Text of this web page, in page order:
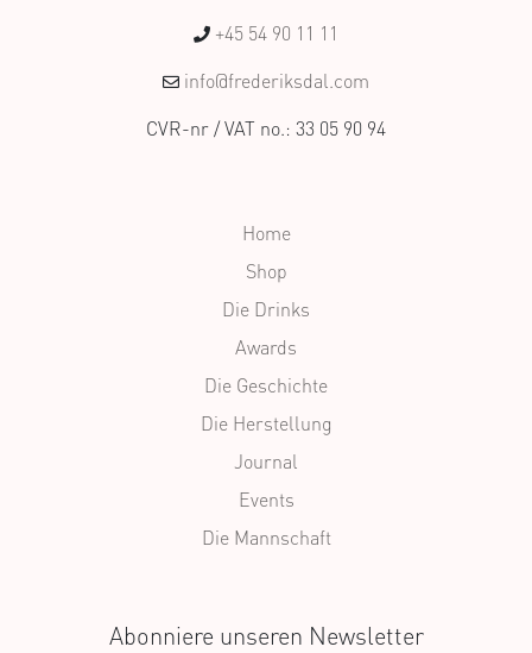
+45 54 90 11 11
info@frederiksdal.com
CVR-nr / VAT no.: 33 05 90 94
Home
Shop
Die Drinks
Awards
Die Geschichte
Die Herstellung
Journal
Events
Die Mannschaft
Abonniere unseren Newsletter